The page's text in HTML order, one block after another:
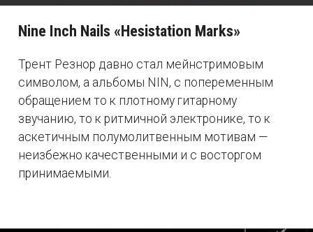
Nine Inch Nails «Hesistation Marks»
Трент Резнор давно стал мейнстримовым
символом, а альбомы NIN, с попеременным
обращением то к плотному гитарному
звучанию, то к ритмичной электронике, то к
аскетичным полумолитвенным мотивам —
неизбежно качественными и с восторгом
принимаемыми.